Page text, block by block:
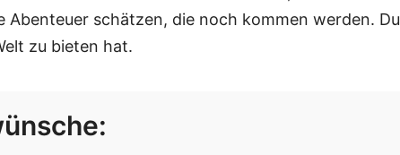
Abenteuer schätzen, die noch kommen werden. Du
zu bieten hat.